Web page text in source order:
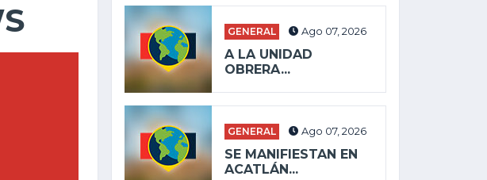
GENERAL Ago 07, 2026
A LA UNIDAD
OBRERA...
GENERAL Ago 07, 2026
SE MANIFIESTAN EN
ACATLÁN...